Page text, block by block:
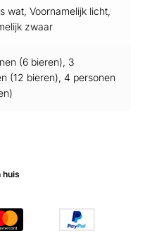
huis
wat, Voornamelijk licht,
zwaar
(6 bieren), 3
(12 bieren), 4 personen